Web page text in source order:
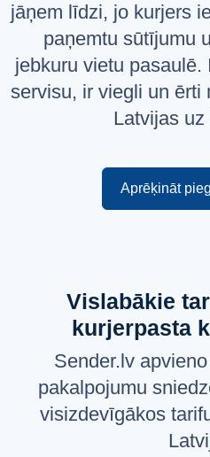
English
jāņem līdzi, jo kurjers
paņemtu sūtījumu
jebkuru vietu
servisu, ir viegli un ērti
Latvijas uz
Aprēķināt
Vislabākie
kurjerpasta
Sender.lv
pakalpojumu
visizdevīgākos